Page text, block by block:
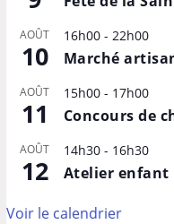
AOÛT
10
16h00- 22h00
Marché
AOÛT
11
15h00- 17h00
Concours de
AOÛT
12
14h30- 16h30
Atelier enfant
Voir le calendrier